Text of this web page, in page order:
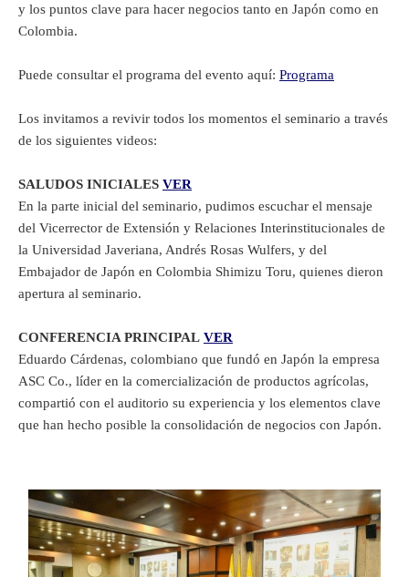
y los puntos clave para hacer negocios tanto en Japón como en
Colombia.
Puede consultar el programa del evento aquí: Programa
Los invitamos a revivir todos los momentos el seminario a través
de los siguientes videos:
SALUDOS INICIALES VER
En la parte inicial del seminario, pudimos escuchar el mensaje
del Vicerrector de Extensión y Relaciones Interinstitucionales de
la Universidad Javeriana, Andrés Rosas Wulfers, y del
Embajador de Japón en Colombia Shimizu Toru, quienes dieron
apertura al seminario.
CONFERENCIA PRINCIPAL VER
Eduardo Cárdenas, colombiano que fundó en Japón la empresa
ASC Co., líder en la comercialización de productos agrícolas,
compartió con el auditorio su experiencia y los elementos clave
que han hecho posible la consolidación de negocios con Japón.